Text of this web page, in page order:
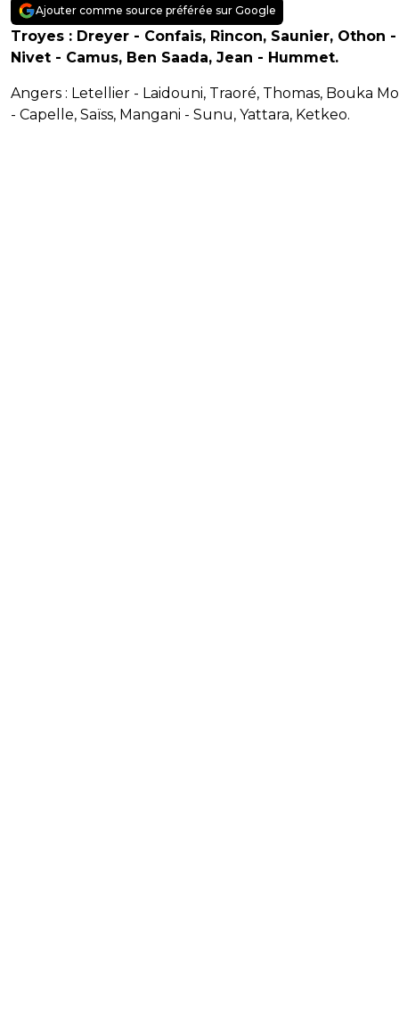
Ajouter comme source préférée sur Google
Troyes : Dreyer - Confais, Rincon, Saunier, Othon -
Nivet - Camus, Ben Saada, Jean - Hummet.
Angers : Letellier - Laidouni, Traoré, Thomas, Bouka
- Capelle, Saïss, Mangani - Sunu, Yattara, Ketkeo.